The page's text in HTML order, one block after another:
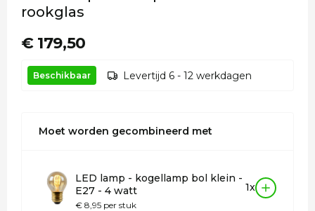
rookglas
€ 179,50
Beschikbaar Levertijd 6 - 12 werkdagen
Moet worden gecombineerd met
LED lamp - kogellamp bol klein -
E27 - 4 watt
€ 8,95 per stuk
1x